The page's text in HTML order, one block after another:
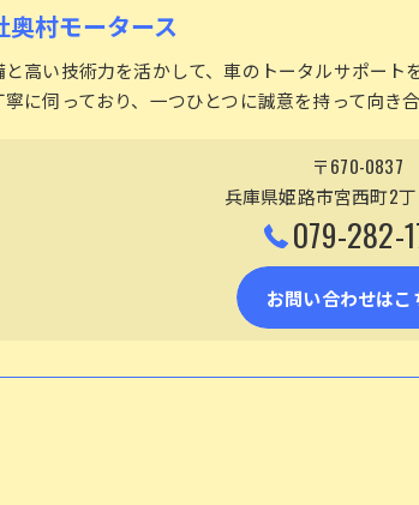
奥村モータース
と高い技術力を活かして、車のトータルサポー
に伺っており、一つひとつに誠意を持って向き合
〒670-0837
兵庫県姫路市宮西町2
079-282-
お問い合わせはこ